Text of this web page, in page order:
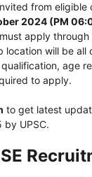
from eligible
2024 (PM
apply through
location will be all
age
to apply.
to get latest
by UPSC.